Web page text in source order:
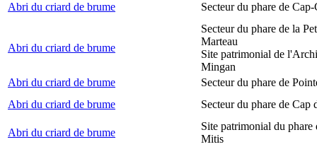
Abri du criard de brume Secteur du phare de Cap-
Abri du criard de brume
Secteur du phare de la
Marteau
Site patrimonial de
Mingan
Abri du criard de brume
Secteur du phare de
Abri du criard de brume
Secteur du phare de Cap
Abri du criard de brume
Site patrimonial du phare
Mitis